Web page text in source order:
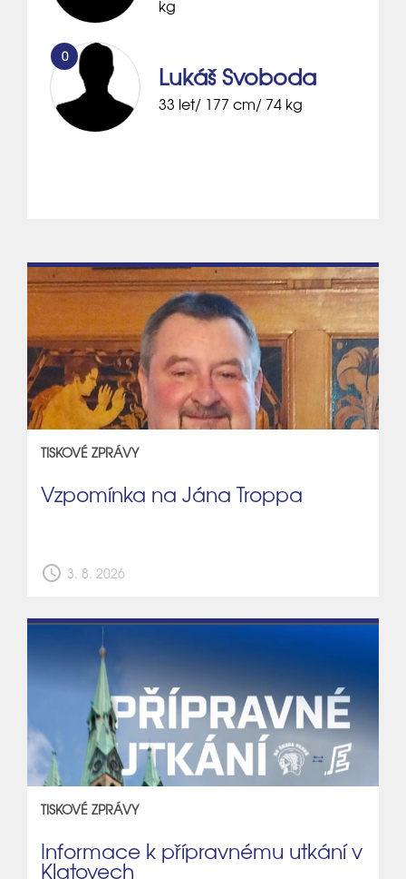
kg
0
Lukáš Svoboda
33 let/ 177 cm/ 74 kg
TISKOVÉ ZPRÁVY
Vzpomínka na Jána Troppa
schedule 3. 8. 2026
TISKOVÉ ZPRÁVY
Informace k přípravnému utkání v
Klatovech